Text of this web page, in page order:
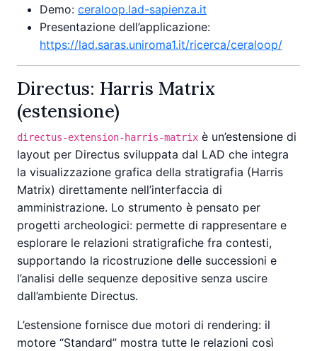
Demo: ceraloop.lad-sapienza.it
Presentazione dell’applicazione:
https://lad.saras.uniroma1.it/ricerca/ceraloop/
Directus: Harris Matrix
(estensione)
directus-extension-harris-matrix è un’estensione di
layout per Directus sviluppata dal LAD che integra
la visualizzazione grafica della stratigrafia (Harris
Matrix) direttamente nell’interfaccia di
amministrazione. Lo strumento è pensato per
progetti archeologici: permette di rappresentare e
esplorare le relazioni stratigrafiche fra contesti,
supportando la ricostruzione delle successioni e
l’analisi delle sequenze depositive senza uscire
dall’ambiente Directus.
L’estensione fornisce due motori di rendering: il
motore “Standard” mostra tutte le relazioni così